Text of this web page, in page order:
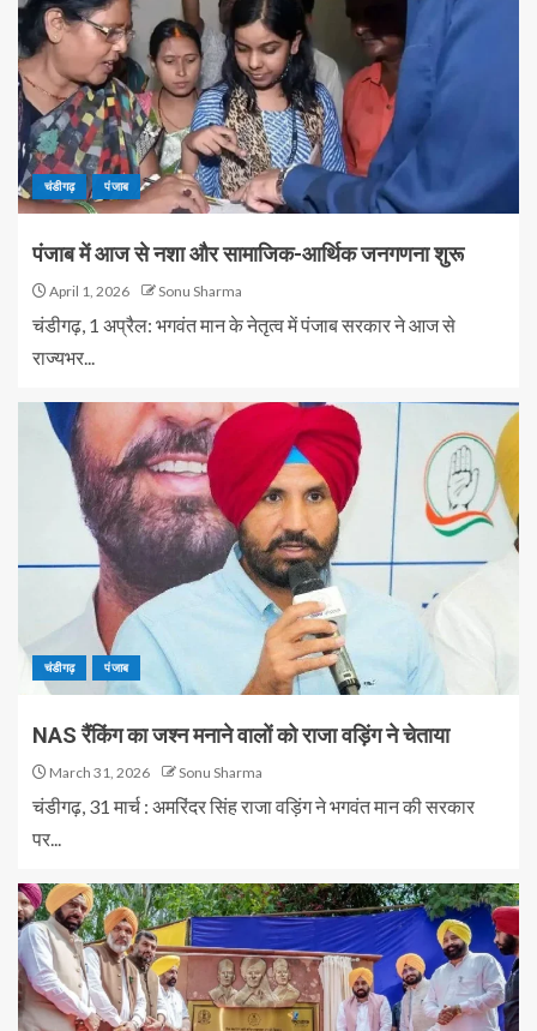
चंडीगढ़ पंजाब
पंजाब में आज से नशा और सामाजिक-आर्थिक जनगणना शुरू
April 1, 2026 Sonu Sharma
चंडीगढ़, 1 अप्रैल: भगवंत मान के नेतृत्व में पंजाब सरकार ने आज से
राज्यभर...
चंडीगढ़ पंजाब
NAS रैंकिंग का जश्न मनाने वालों को राजा वड़िंग ने चेताया
March 31, 2026 Sonu Sharma
चंडीगढ़, 31 मार्च : अमरिंदर सिंह राजा वड़िंग ने भगवंत मान की सरकार
पर...